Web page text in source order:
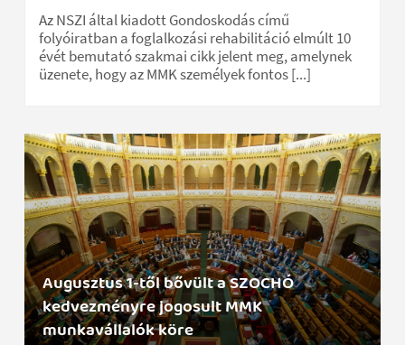
Az NSZI által kiadott Gondoskodás című
folyóiratban a foglalkozási rehabilitáció elmúlt 10
évét bemutató szakmai cikk jelent meg, amelynek
üzenete, hogy az MMK személyek fontos [...]
Augusztus 1-től bővült a SZOCHÓ
kedvezményre jogosult MMK
munkavállalók köre